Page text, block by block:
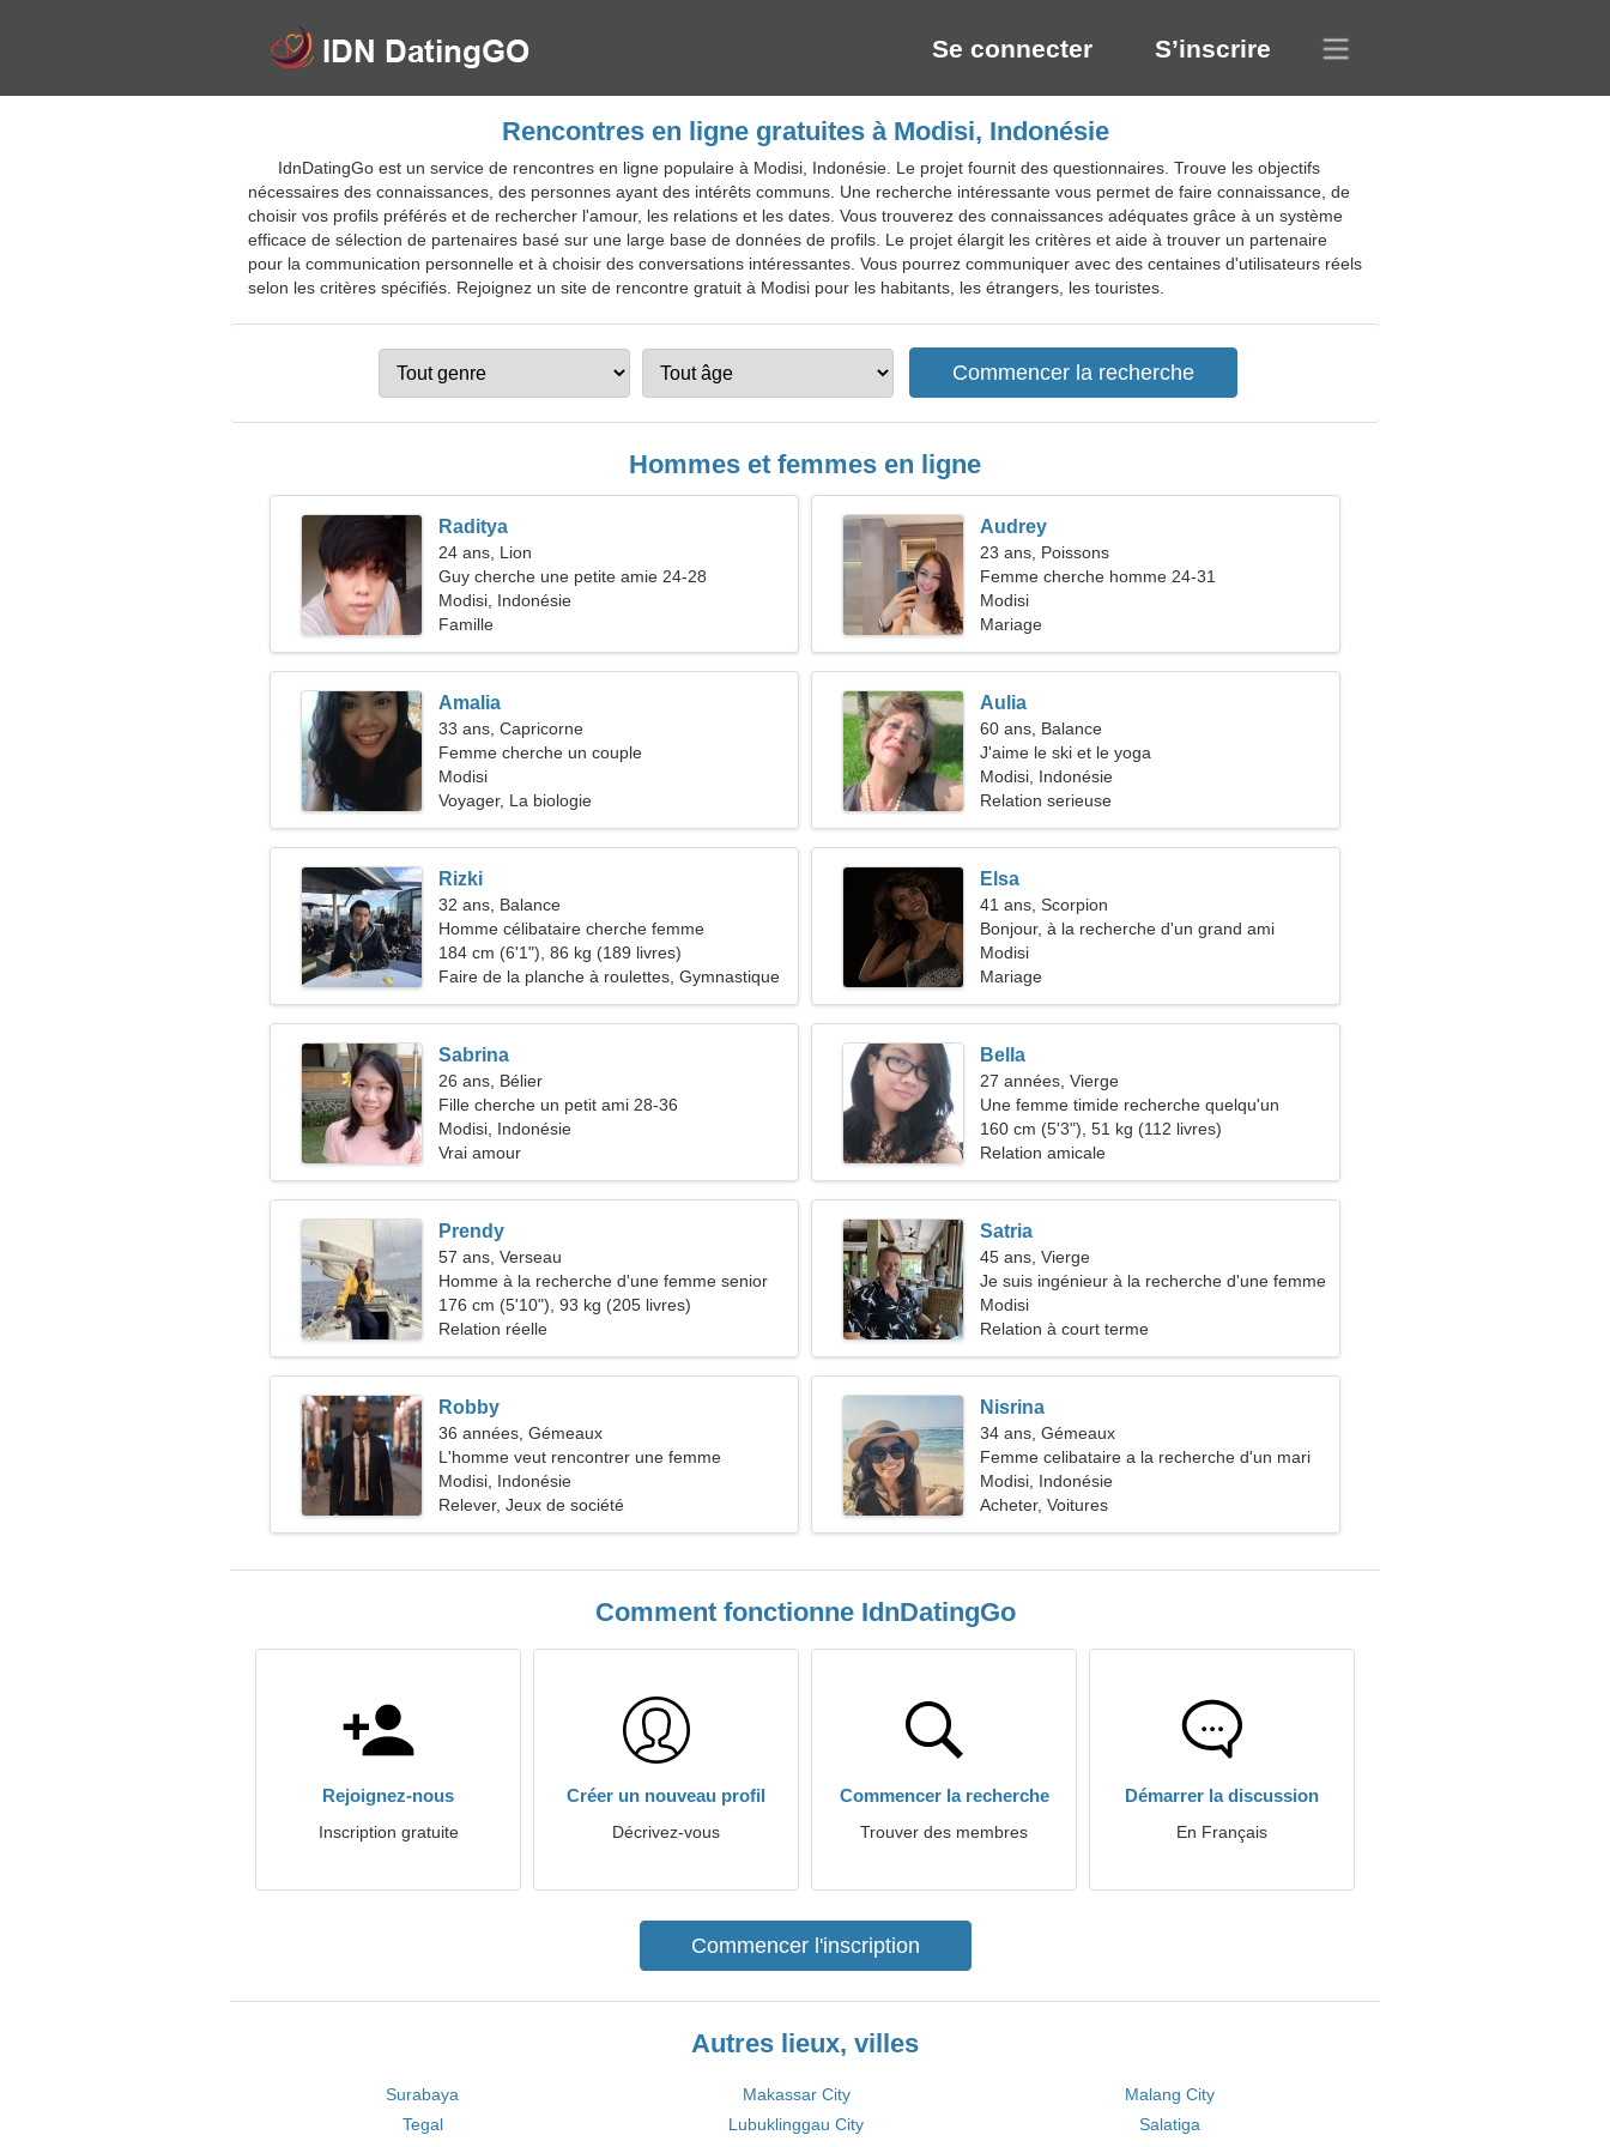
Se connecter S’inscrire
Rencontres en ligne gratuites à Modisi, Indonésie
IdnDatingGo est un service de rencontres en ligne populaire à Modisi, Indonésie. Le projet fournit des questionnaires. Trouve les objectifs
nécessaires des connaissances, des personnes ayant des intérêts communs. Une recherche intéressante vous permet de faire connaissance, de
choisir vos profils préférés et de rechercher l'amour, les relations et les dates. Vous trouverez des connaissances adéquates grâce à un système
efficace de sélection de partenaires basé sur une large base de données de profils. Le projet élargit les critères et aide à trouver un partenaire
pour la communication personnelle et à choisir des conversations intéressantes. Vous pourrez communiquer avec des centaines d'utilisateurs réels
selon les critères spécifiés. Rejoignez un site de rencontre gratuit à Modisi pour les habitants, les étrangers, les touristes.
Hommes et femmes en ligne
Raditya
24 ans, Lion
Guy cherche une petite amie 24-28
Modisi, Indonésie
Famille
Audrey
23 ans, Poissons
Femme cherche homme 24-31
Modisi
Mariage
Amalia
33 ans, Capricorne
Femme cherche un couple
Modisi
Voyager, La biologie
Aulia
60 ans, Balance
J'aime le ski et le yoga
Modisi, Indonésie
Relation serieuse
Rizki
32 ans, Balance
Homme célibataire cherche femme
184 cm (6'1"), 86 kg (189 livres)
Faire de la planche à roulettes, Gymnastique
Elsa
41 ans, Scorpion
Bonjour, à la recherche d'un grand ami
Modisi
Mariage
Sabrina
26 ans, Bélier
Fille cherche un petit ami 28-36
Modisi, Indonésie
Vrai amour
Bella
27 années, Vierge
Une femme timide recherche quelqu'un
comme vous
160 cm (5'3"), 51 kg (112 livres)
Relation amicale
Prendy
57 ans, Verseau
Homme à la recherche d'une femme senior
49-55
176 cm (5'10"), 93 kg (205 livres)
Relation réelle
Satria
45 ans, Vierge
Je suis ingénieur à la recherche d'une femme
charmante
Modisi
Relation à court terme
Robby
36 années, Gémeaux
L'homme veut rencontrer une femme
Modisi, Indonésie
Relever, Jeux de société
Nisrina
34 ans, Gémeaux
Femme celibataire a la recherche d'un mari
37-46
Modisi, Indonésie
Acheter, Voitures
Comment fonctionne IdnDatingGo
Rejoignez-nous
Inscription gratuite
Créer un nouveau profil
Décrivez-vous
Commencer la recherche
Trouver des membres
Démarrer la discussion
En Français
Commencer l'inscription
Autres lieux, villes
Surabaya Makassar City
Malang City
Tegal
Lubuklinggau City
Salatiga